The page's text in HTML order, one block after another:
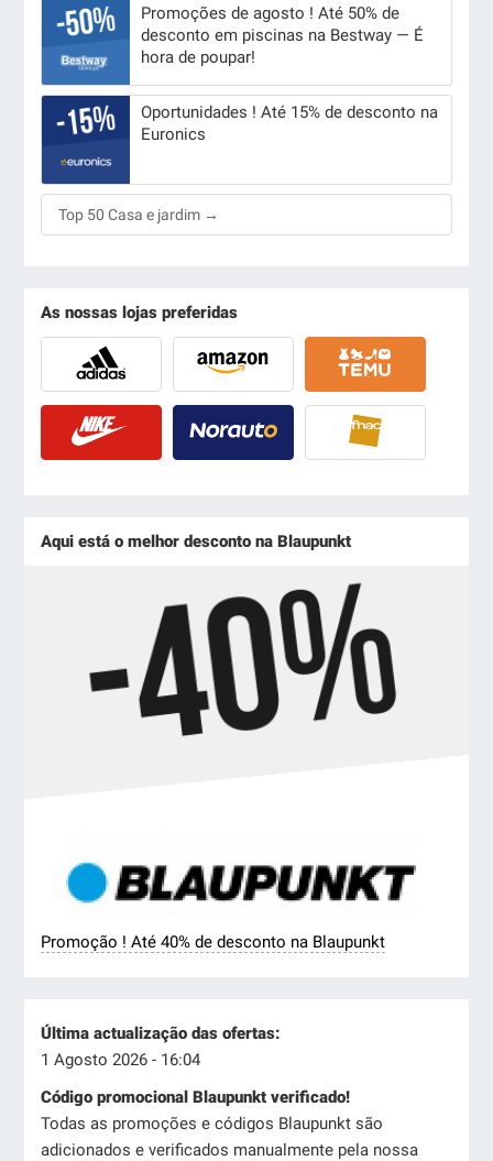
Promoções de agosto ! Até 50% de
desconto em piscinas na Bestway — É
hora de poupar!
Oportunidades ! Até 15% de desconto na
Euronics
Top 50 Casa e jardim →
As nossas lojas preferidas
Aqui está o melhor desconto na Blaupunkt
Promoção ! Até 40% de desconto na Blaupunkt
Última actualização das ofertas:
1 Agosto 2026 - 16:04
Código promocional Blaupunkt verificado!
Todas as promoções e códigos Blaupunkt são
adicionados e verificados manualmente pela nossa